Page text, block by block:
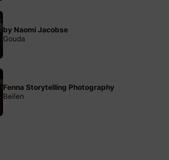
by Naomi Jacobse
Gouda
Fenna Storytelling Photography
Beilen